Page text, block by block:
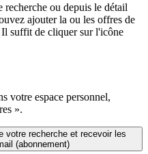
recherche ou depuis le détail
ajouter la ou les offres de
suffit de cliquer sur l'icône
votre espace personnel,
».
votre recherche et recevoir les
(abonnement)